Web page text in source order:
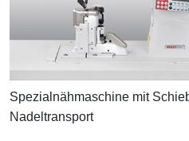
Spezialnähmaschine mit
Nadeltransport